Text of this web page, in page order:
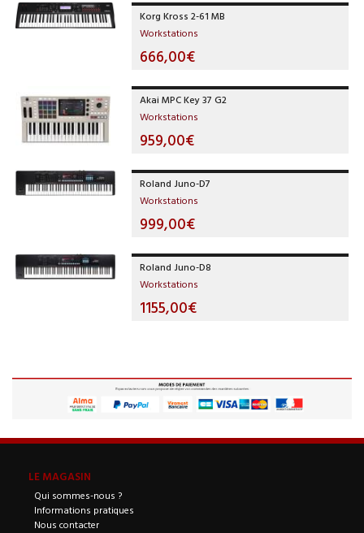
Korg Kross 2-61 MB
Workstations
666,00€
Akai MPC Key 37 G2
Workstations
959,00€
Roland Juno-D7
Workstations
999,00€
Roland Juno-D8
Workstations
1155,00€
LE MAGASIN
Qui sommes-nous ?
Informations pratiques
Nous contacter